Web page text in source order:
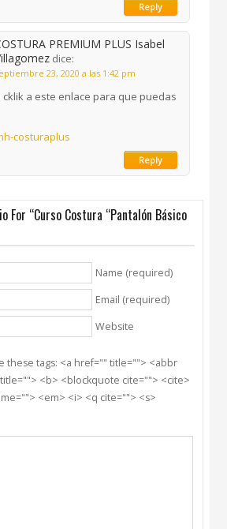
Reply
PREMIUM PLUS Isabel
dice:
23, 2020 a las 1:42 pm
a este enlace para que puedas
costuraplus
Reply
For “Curso Costura “Pantalón Básico
Name (required)
Email (required)
Website
these tags: <a href="" title=""> <abbr
<b> <blockquote cite=""> <cite>
<em> <i> <q cite=""> <s>